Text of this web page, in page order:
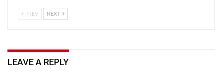
PREV NEXT
LEAVE A REPLY